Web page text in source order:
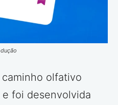
olfativo
foi desenvolvida